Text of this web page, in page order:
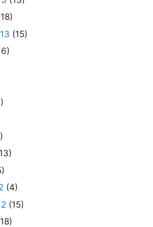
(15)
(4)
(15)